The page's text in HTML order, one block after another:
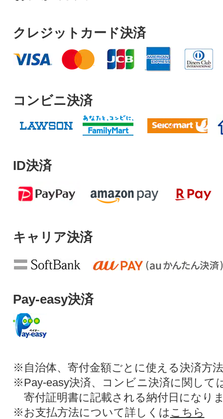
クレジットカード決済
コンビニ決済
ID決済
キャリア決済
Pay-easy決済
※自治体、寄付金額ごとに使える決済方
※Pay-easy決済、コンビニ決済に関して
寄付証明書に記載される納付日になり
※お支払方法について詳しくは こちら